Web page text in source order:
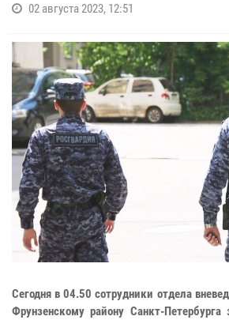
02 августа 2023, 12:51
Сегодня в 04.50 сотрудники отдела
Фрунзенскому району Санкт-Петербурга